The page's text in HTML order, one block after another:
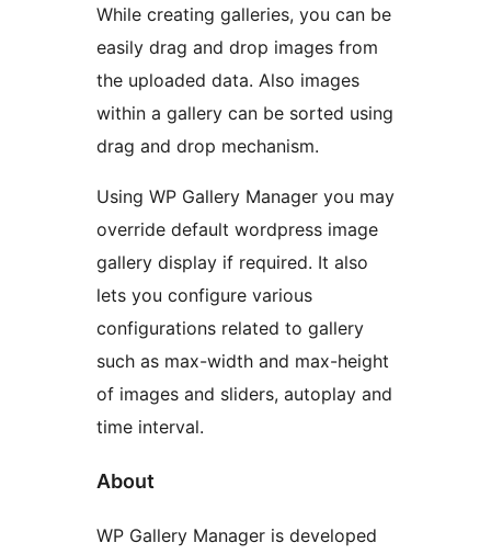
While creating galleries, you can be
easily drag and drop images from
the uploaded data. Also images
within a gallery can be sorted using
drag and drop mechanism.
Using WP Gallery Manager you may
override default wordpress image
gallery display if required. It also
lets you configure various
configurations related to gallery
such as max-width and max-height
of images and sliders, autoplay and
time interval.
About
WP Gallery Manager is developed